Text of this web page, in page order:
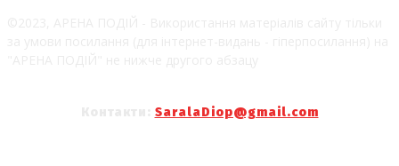
SaralaDiop@gmail.com